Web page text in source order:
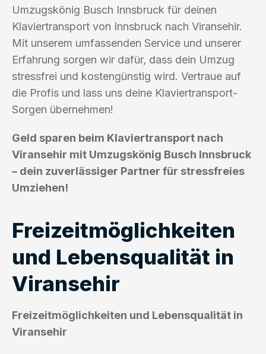
Umzugskönig Busch Innsbruck für deinen
Klaviertransport von Innsbruck nach Viransehir.
Mit unserem umfassenden Service und unserer
Erfahrung sorgen wir dafür, dass dein Umzug
stressfrei und kostengünstig wird. Vertraue auf
die Profis und lass uns deine Klaviertransport-
Sorgen übernehmen!
Geld sparen beim Klaviertransport nach
Viransehir mit Umzugskönig Busch Innsbruck
– dein zuverlässiger Partner für stressfreies
Umziehen!
Freizeitmöglichkeiten
und Lebensqualität in
Viransehir
Freizeitmöglichkeiten und Lebensqualität in
Viransehir